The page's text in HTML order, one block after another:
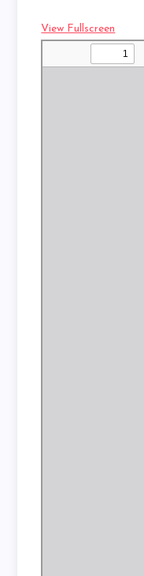
View Fullscreen